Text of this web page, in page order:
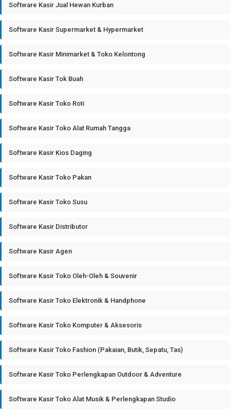
Software Kasir Jual Hewan Kurban
Software Kasir Supermarket & Hypermarket
Software Kasir Minimarket & Toko Kelontong
Software Kasir Tok Buah
Software Kasir Toko Roti
Software Kasir Toko Alat Rumah Tangga
Software Kasir Kios Daging
Software Kasir Toko Pakan
Software Kasir Toko Susu
Software Kasir Distributor
Software Kasir Agen
Software Kasir Toko Oleh-Oleh & Souvenir
Software Kasir Toko Elektronik & Handphone
Software Kasir Toko Komputer & Aksesoris
Software Kasir Toko Fashion (Pakaian, Butik, Sepatu, Tas)
Software Kasir Toko Perlengkapan Outdoor & Adventure
Software Kasir Toko Alat Musik & Perlengkapan Studio